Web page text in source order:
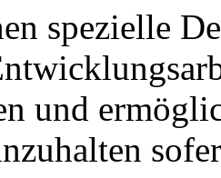
spezielle
und